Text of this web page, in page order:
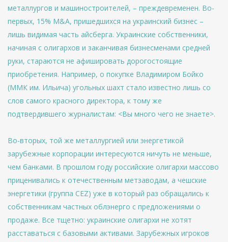
металлургов и машиностроителей, – преждевременен. Во-
первых, 15% M&A, пришедшихся на украинский бизнес –
лишь видимая часть айсберга. Украинские собственники,
начиная с олигархов и заканчивая бизнесменами средней
руки, стараются не афишировать дорогостоящие
приобретения. Например, о покупке Владимиром Бойко
(ММК им. Ильича) угольных шахт стало известно лишь со
слов самого красного директора, к тому же
подтвердившего журналистам: <Вы много чего не знаете>.
Во-вторых, той же металлургией или энергетикой
зарубежные корпорации интересуются ничуть не меньше,
чем банками. В прошлом году российские олигархи массово
приценивались к отечественным метзаводам, а чешские
энергетики (группа CEZ) уже в который раз обращались к
собственникам частных облэнерго с предложениями о
продаже. Все тщетно: украинские олигархи не хотят
расставаться с базовыми активами. Зарубежных игроков